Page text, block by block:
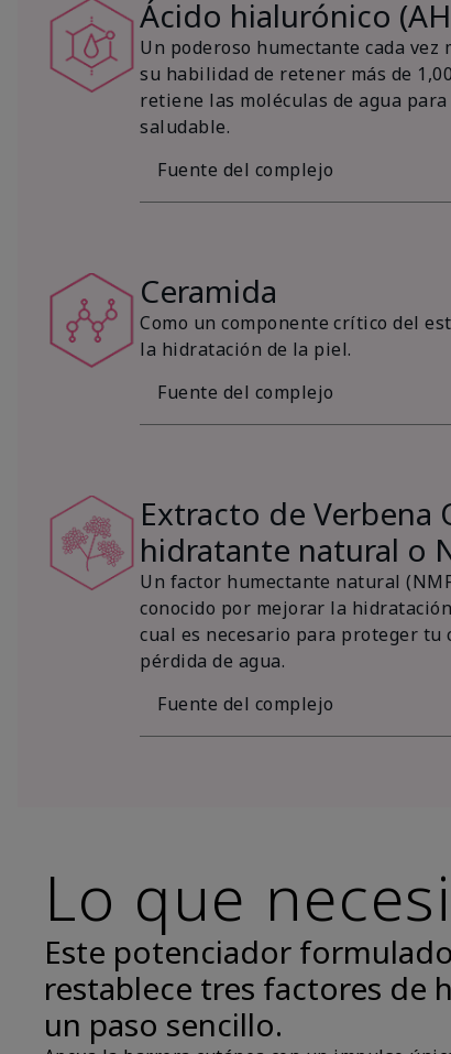
Ácido hialurónico
Un poderoso humectante cada
su habilidad de retener más de
retiene las moléculas de agua
saludable.
Fuente del complejo
Ceramida
Como un componente crítico del
la hidratación de la piel.
Fuente del complejo
Extracto de
hidratante natural o
Un factor humectante natural
conocido por mejorar la
cual es necesario para proteger
pérdida de agua.
Fuente del complejo
Lo que
Este potenciador
restablece tres factores de
un paso sencillo.